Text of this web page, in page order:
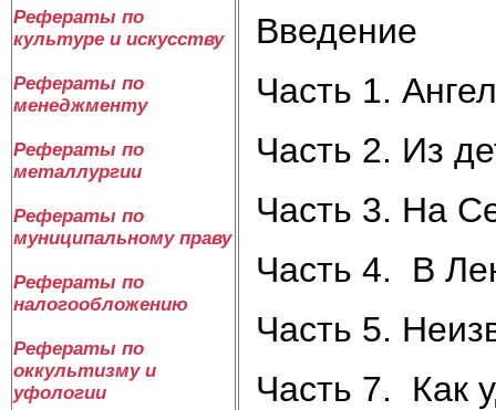
Рефераты по
культуре и искусству
Рефераты по
менеджменту
Рефераты по
металлургии
Рефераты по
муниципальному праву
Рефераты по
налогообложению
Рефераты по
оккультизму и
уфологии
Введение
Часть 1.
Часть 2. Из
Часть 3. На
Часть 4. В
Часть 5.
Часть 7. Как